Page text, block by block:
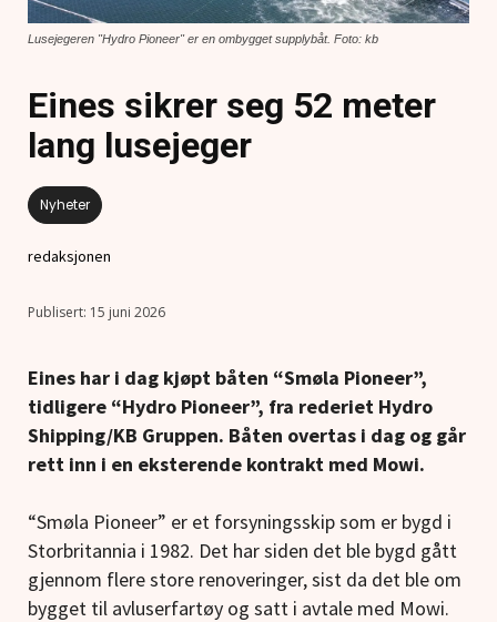
Lusejegeren "Hydro Pioneer" er en ombygget supplybåt. Foto: kb
Eines sikrer seg 52 meter
lang lusejeger
Nyheter
redaksjonen
15 juni 2026
Eines har i dag kjøpt båten “Smøla Pioneer”,
tidligere “Hydro Pioneer”, fra rederiet Hydro
Shipping/KB Gruppen. Båten overtas i dag og går
rett inn i en eksterende kontrakt med Mowi.
“Smøla Pioneer” er et forsyningsskip som er bygd i
Storbritannia i 1982. Det har siden det ble bygd gått
gjennom flere store renoveringer, sist da det ble om
bygget til avluserfartøy og satt i avtale med Mowi.